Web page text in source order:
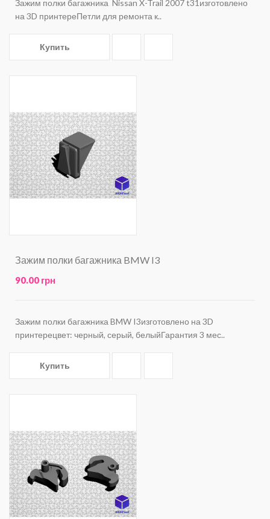
Зажим полки багажника Nissan X-Trail 2007 t31изготовлено
на 3D принтереПетли для ремонта к..
Купить
Зажим полки багажника BMW I3
90.00 грн
Зажим полки багажника BMW I3изготовлено на 3D
принтерецвет: черный, серый, белыйГарантия 3 мес..
Купить